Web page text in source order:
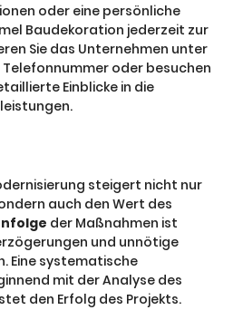
oder eine persönliche
Baudekoration jederzeit zur
Sie das Unternehmen unter
oder besuchen
Einblicke in die
steigert nicht nur
auch den Wert des
der Maßnahmen ist
und unnötige
Eine systematische
mit der Analyse des
den Erfolg des Projekts.